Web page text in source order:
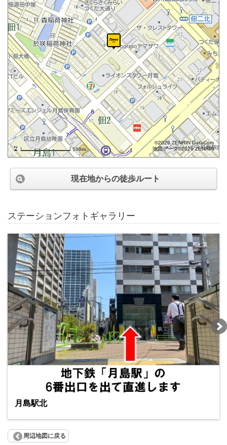
100m
©2026 ZENRIN DataCom
地図データ©2026 ZENRIN
現在地からの徒歩ルート
ステーションフォトギャラリー
月島駅北
周辺地図に戻る